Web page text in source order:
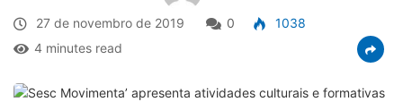
27 de novembro de 2019 0
1038
4 minutes read